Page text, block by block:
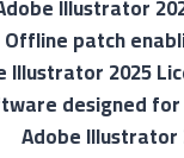
Illustrator
Offline patch
Illustrator 2025
designed
Adobe Illustrator